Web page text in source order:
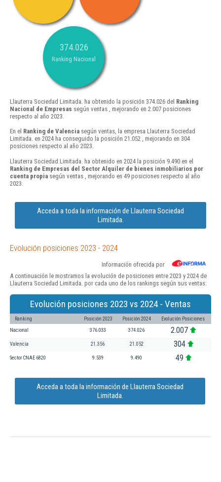
374.026
Ranking Nacional
Llauterra Sociedad Limitada. ha obtenido la posición 374.026 del Ranking
Nacional de Empresas según ventas , mejorando en 2.007 posiciones
respecto al año 2023.
En el Ranking de Valencia según ventas, la empresa Llauterra Sociedad
Limitada. en 2024 ha conseguido la posición 21.052 , mejorando en 304
posiciones respecto al año 2023.
Llauterra Sociedad Limitada. ha obtenido en 2024 la posición 9.490 en el
Ranking de Empresas del Sector Alquiler de bienes inmobiliarios por
cuenta propia según ventas , mejorando en 49 posiciones respecto al año
2023.
Acceda a toda la información de Llauterra Sociedad
Limitada.
Evolución posiciones 2023 - 2024
Información ofrecida por
A continuación le mostramos la evolución de posiciones entre 2023 y 2024 de
Llauterra Sociedad Limitada. por cada uno de los rankings según sus ventas:
Evolución posiciones 2023 vs 2024 - Ventas
Ranking Posición 2023 Posición 2024 Evolución Posiciones
Nacional 376.033 374.026 2.007
Valencia 21.356 21.052 304
Sector CNAE 6820 9.539 9.490 49
Acceda a toda la información de Llauterra Sociedad
Limitada.